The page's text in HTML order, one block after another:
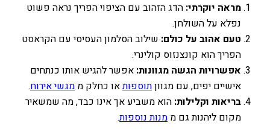
מראה יוקרתי: הדג הזהוב עם הציפוי הפריך נראה פשוט
נפלא על השולחן.
טעם אהוב על כולם: שילוב הסלמון העסיסי עם הקראסט
הפריך הוא קונצנזוס קולינרי.
אפשרויות הגשה מגוונות: אפשר להגיש אותו כנתחים
אישיים יפים, עם מגווןתוספותאו כחלק מ מגשי אירוח.
בריאות וקלילות: הוא משביע אך אינו כבד, מה שמשאיר
מקום ליהנות גם מ מנות נוספות.